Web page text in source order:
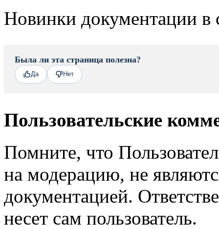
Новинки документации в
Была ли эта страница полезна?
Да Нет
Пользовательские
Помните, что
на модерацию, не
документацией.
несет сам пользователь.